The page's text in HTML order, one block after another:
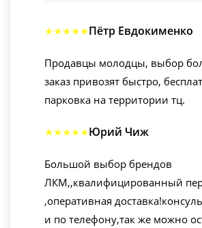
★★★★★Пётр Евдокименко
Продавцы молодцы, выбор
заказ привозят быстро,
парковка на территории тц.
★★★★★Юрий Чиж
Большой выбор брендов
ЛКМ,,квалифицированный
,оперативная
и по телефону,так же можно